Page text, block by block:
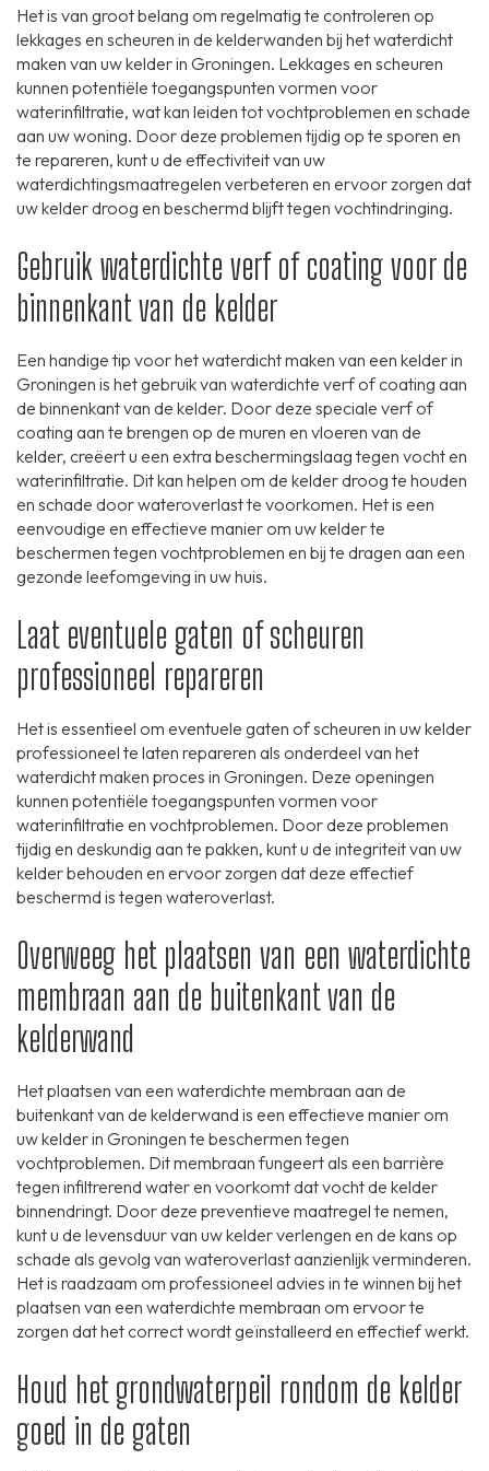
Het is van groot belang om regelmatig te controleren op
lekkages en scheuren in de kelderwanden bij het waterdicht
maken van uw kelder in Groningen. Lekkages en scheuren
kunnen potentiële toegangspunten vormen voor
waterinfiltratie, wat kan leiden tot vochtproblemen en schade
aan uw woning. Door deze problemen tijdig op te sporen en
te repareren, kunt u de effectiviteit van uw
waterdichtingsmaatregelen verbeteren en ervoor zorgen dat
uw kelder droog en beschermd blijft tegen vochtindringing.
Gebruik waterdichte verf of coating voor de
binnenkant van de kelder
Een handige tip voor het waterdicht maken van een kelder in
Groningen is het gebruik van waterdichte verf of coating aan
de binnenkant van de kelder. Door deze speciale verf of
coating aan te brengen op de muren en vloeren van de
kelder, creëert u een extra beschermingslaag tegen vocht en
waterinfiltratie. Dit kan helpen om de kelder droog te houden
en schade door wateroverlast te voorkomen. Het is een
eenvoudige en effectieve manier om uw kelder te
beschermen tegen vochtproblemen en bij te dragen aan een
gezonde leefomgeving in uw huis.
Laat eventuele gaten of scheuren
professioneel repareren
Het is essentieel om eventuele gaten of scheuren in uw kelder
professioneel te laten repareren als onderdeel van het
waterdicht maken proces in Groningen. Deze openingen
kunnen potentiële toegangspunten vormen voor
waterinfiltratie en vochtproblemen. Door deze problemen
tijdig en deskundig aan te pakken, kunt u de integriteit van uw
kelder behouden en ervoor zorgen dat deze effectief
beschermd is tegen wateroverlast.
Overweeg het plaatsen van een waterdichte
membraan aan de buitenkant van de
kelderwand
Het plaatsen van een waterdichte membraan aan de
buitenkant van de kelderwand is een effectieve manier om
uw kelder in Groningen te beschermen tegen
vochtproblemen. Dit membraan fungeert als een barrière
tegen infiltrerend water en voorkomt dat vocht de kelder
binnendringt. Door deze preventieve maatregel te nemen,
kunt u de levensduur van uw kelder verlengen en de kans op
schade als gevolg van wateroverlast aanzienlijk verminderen.
Het is raadzaam om professioneel advies in te winnen bij het
plaatsen van een waterdichte membraan om ervoor te
zorgen dat het correct wordt geïnstalleerd en effectief werkt.
Houd het grondwaterpeil rondom de kelder
goed in de gaten